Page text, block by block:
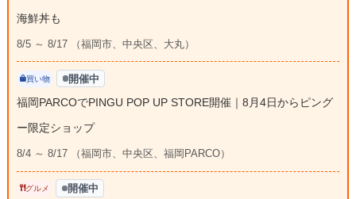
海鮮丼も
8/5 ～ 8/17 （福岡市、中央区、大丸）
買い物 開催中
福岡PARCOでPINGU POP UP STORE開催｜8月4日からピング
ー限定ショップ
8/4 ～ 8/17 （福岡市、中央区、福岡PARCO）
グルメ 開催中